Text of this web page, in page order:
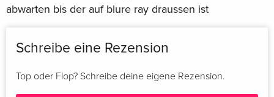
abwarten bis der auf blure ray draussen ist
Schreibe eine Rezension
Top oder Flop? Schreibe deine eigene Rezension.